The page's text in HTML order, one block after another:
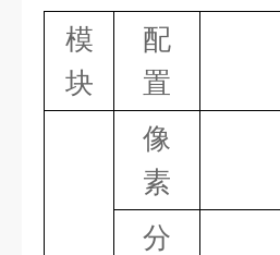
模
块
配
置
像
素
分